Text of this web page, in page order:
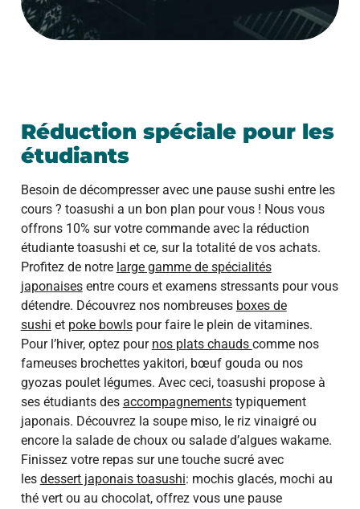
Réduction spéciale pour les
étudiants
Besoin de décompresser avec une pause sushi entre les
cours ? toasushi a un bon plan pour vous ! Nous vous
offrons 10% sur votre commande avec la réduction
étudiante toasushi et ce, sur la totalité de vos achats.
Profitez de notre large gamme de spécialités
japonaisesentre cours et examens stressants pour vous
détendre. Découvrez nos nombreuses boxes de
sushi et poke bowlspour faire le plein de vitamines.
Pour l’hiver, optez pour nos plats chauds comme nos
fameuses brochettes yakitori, bœuf gouda ou nos
gyozas poulet légumes. Avec ceci, toasushi propose à
ses étudiants des accompagnementstypiquement
japonais. Découvrez la soupe miso, le riz vinaigré ou
encore la salade de choux ou salade d’algues wakame.
Finissez votre repas sur une touche sucré avec
les dessert japonais toasushi: mochis glacés, mochi au
thé vert ou au chocolat, offrez vous une pause